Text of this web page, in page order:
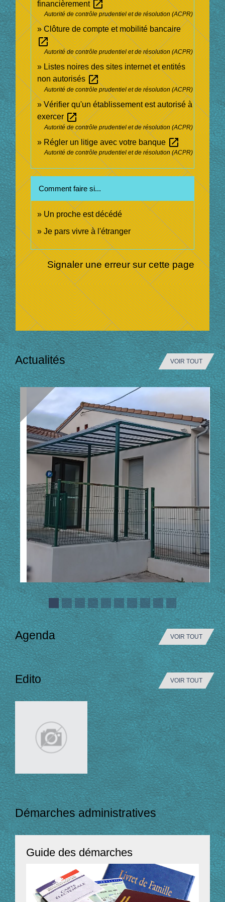
financièrementopen_in_new
Autorité de contrôle prudentiel et de résolution (ACPR)
Clôture de compte et mobilité bancaire
open_in_new
Autorité de contrôle prudentiel et de résolution (ACPR)
Listes noires des sites internet et entités
non autorisésopen_in_new
Autorité de contrôle prudentiel et de résolution (ACPR)
Vérifier qu'un établissement est autorisé à
exerceropen_in_new
Autorité de contrôle prudentiel et de résolution (ACPR)
Régler un litige avec votre banqueopen_in_new
Autorité de contrôle prudentiel et de résolution (ACPR)
Comment faire si...
Un proche est décédé
Je pars vivre à l'étranger
Signaler une erreur sur cette page
Actualités VOIR TOUT
Agenda VOIR TOUT
Edito VOIR TOUT
Démarches administratives
Guide des démarches